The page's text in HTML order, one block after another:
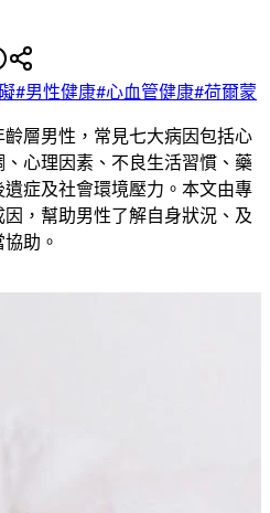
#男性健康#心血管健康#荷爾蒙
層男性，常見七大病因包括心
心理因素、不良生活習慣、藥
症及社會環境壓力。本文由專
，幫助男性了解自身狀況、及
助。